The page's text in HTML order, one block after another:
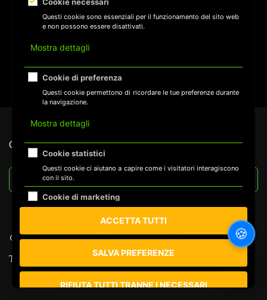
CERCA NEL SITO
@ 2025-2026 EFFEDC - Tutti i diritti riservati
Termini di utilizzo
Informativa Privacy
Mappa del Sito
🔍
Cookie necessari
Questi cookie sono essenziali per il funzionamento del sito web
e non possono essere disattivati.
Mostra dettagli
Cookie di preferenza
Questi cookie permettono di ricordare le tue preferenze durante
la navigazione.
Mostra dettagli
Cookie statistici
Questi cookie ci aiutano a capire come i visitatori interagiscono
con il sito.
Cookie di marketing
pubblicitari pertinenti alle tue preferenze.
ACCETTA TUTTI
SALVA PREFERENZE
RIFIUTA TUTTI TRANNE I NECESSARI
🍪